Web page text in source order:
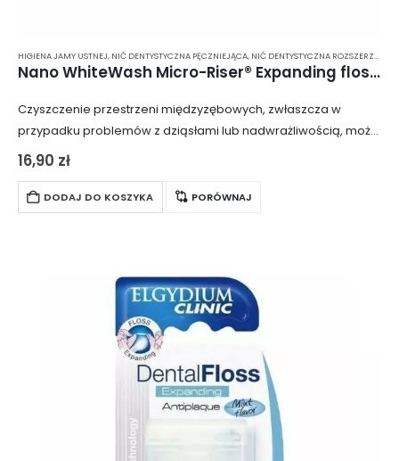
HIGIENA JAMY USTNEJ, NIĆ DENTYSTYCZNA PĘCZNIEJĄCA, NIĆ DENTYSTYCZNA ROZSZERZAJĄCA SIĘ
Nano WhiteWash Micro-Riser® Expanding floss – Rozszerzająca się nić dentystyczna z nanohydroksyapatytem
Czyszczenie przestrzeni międzyzębowych, zwłaszcza w
przypadku problemów z dziąsłami lub nadwrażliwością, może
być trudnym zadaniem, które często przynosi więcej szkody
dziąsła…
16,90 zł
DODAJ DO KOSZYKA PORÓWNAJ